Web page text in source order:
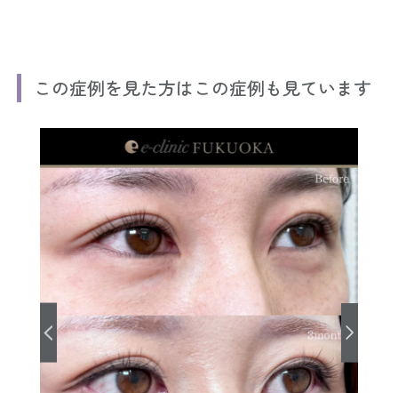
この症例を見た方はこの症例も見ています